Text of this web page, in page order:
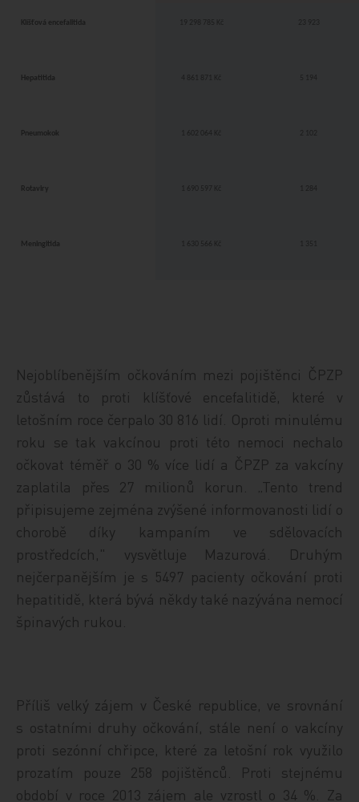
Klíšťová encefalitida 19 298 785 Kč 23 923
Hepatitida 4 861 871 Kč
Pneumokok 1 602 064 Kč 2 102
Rotaviry 1 690 597 Kč 1 284
Meningitida 1 630 566 Kč
Nejoblíbenějším očkováním mezi pojištěnci ČPZP
zůstává to proti klíšťové encefalitidě, které v
letošním roce čerpalo 30 816 lidí. Oproti minulému
roku se tak vakcínou proti této nemoci nechalo
očkovat téměř o 30 % více lidí a ČPZP za vakcíny
zaplatila přes 27 milionů korun. „Tento trend
připisujeme zejména zvýšené informovanosti lidí o
chorobě díky kampaním ve sdělovacích
prostředcích," vysvětluje Mazurová. Druhým
nejčerpanějším je s 5497 pacienty očkování proti
hepatitidě, která bývá někdy také nazývána nemocí
špinavých rukou.
Příliš velký zájem v České republice, ve srovnání
s ostatními druhy očkování, stále není o vakcíny
proti sezónní chřipce, které za letošní rok využilo
prozatím pouze 258 pojištěnců. Proti stejnému
období v roce 2013 zájem ale vzrostl o 34 %. Za